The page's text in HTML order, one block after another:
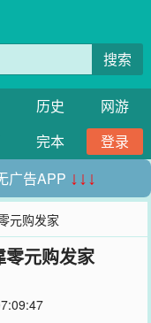
搜索
历史
网游
完本
登录
广告APP ↓↓↓
元购发家
元购发家